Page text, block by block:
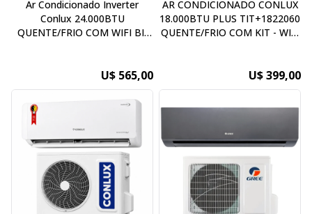
Ar Condicionado Inverter
Conlux 24.000BTU
QUENTE/FRIO COM WIFI BI-
U$ 565,00
AR CONDICIONADO CONLUX
18.000BTU PLUS TIT+1822060
QUENTE/FRIO COM KIT - WIFI
U$ 399,00